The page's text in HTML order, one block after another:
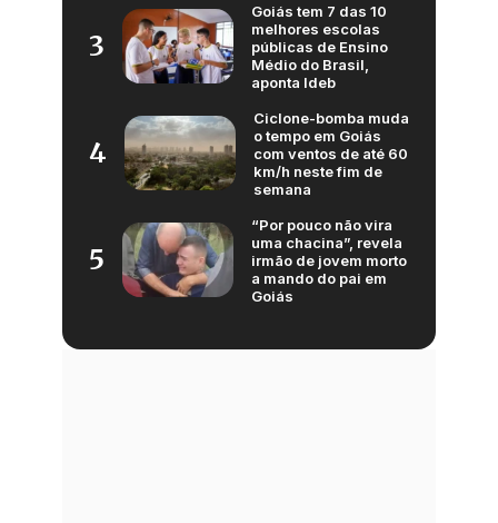
3
Goiás tem 7 das 10
melhores escolas
públicas de Ensino
Médio do Brasil,
aponta Ideb
4
Ciclone-bomba muda
o tempo em Goiás
com ventos de até 60
km/h neste fim de
semana
5
“Por pouco não vira
uma chacina”, revela
irmão de jovem morto
a mando do pai em
Goiás